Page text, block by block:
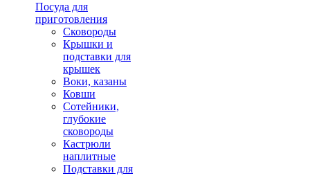
Посуда для
приготовления
Сковороды
Крышки и
подставки для
крышек
Воки, казаны
Ковши
Сотейники,
глубокие
сковороды
Кастрюли
наплитные
Подставки для